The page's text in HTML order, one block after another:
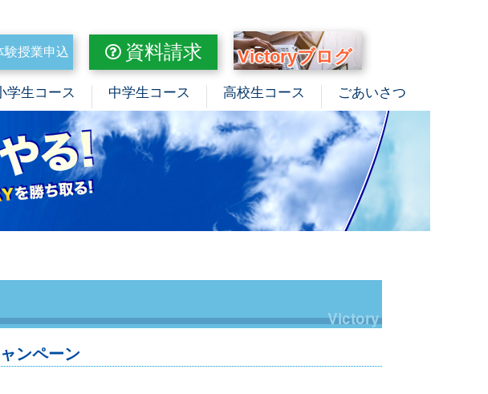
験授業申込 資料請求 Victoryブログ
学生コース 中学生コース 高校生コース ごあいさつ
ンペーン